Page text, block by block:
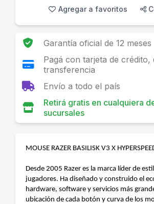
Agregar a favoritos
Garantía oficial de 12 meses
Pagá con tarjeta de crédito,
transferencia
Envío a todo el país
Retirá gratis en cualquiera
sucursales
MOUSE RAZER BASILISK V3 X
Desde 2005 Razer es la marca líder de
jugadores. Ha diseñado y construido el
hardware, software y servicios más
ubicación de cada botón y curva de los